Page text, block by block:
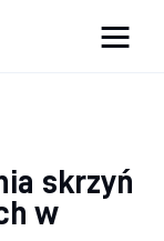
skrzyń
w